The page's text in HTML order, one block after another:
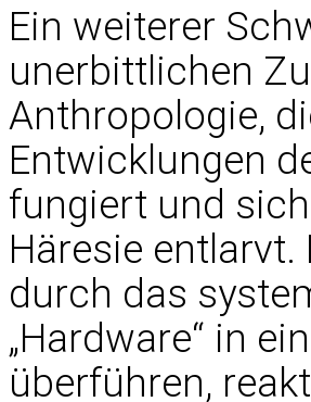
Ein weiterer
unerbittlichen
Anthropologie,
Entwicklungen
fungiert und
Häresie
durch das
„Hardware“ in
überführen,